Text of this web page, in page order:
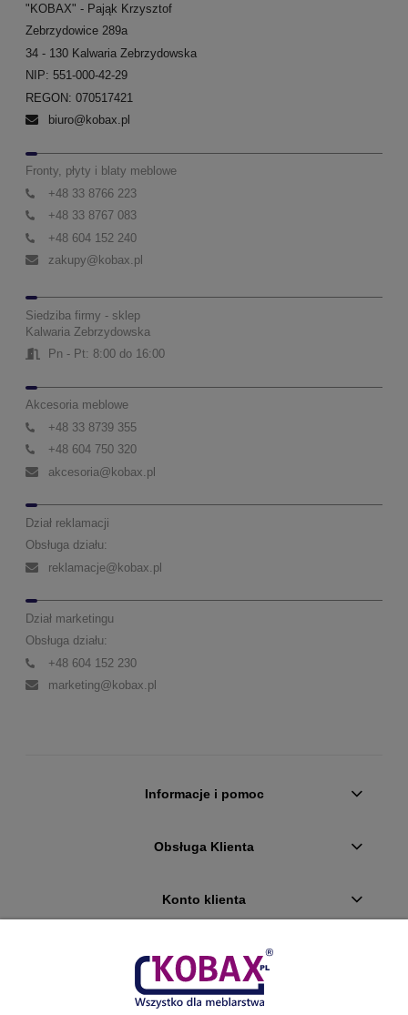
"KOBAX" - Pająk Krzysztof
Zebrzydowice 289a
34 - 130 Kalwaria Zebrzydowska
NIP: 551-000-42-29
REGON: 070517421
biuro@kobax.pl
Fronty, płyty i blaty meblowe
+48 33 8766 223
+48 33 8767 083
+48 604 152 240
zakupy@kobax.pl
Siedziba firmy - sklep
Kalwaria Zebrzydowska
Pn - Pt: 8:00 do 16:00
Akcesoria meblowe
+48 33 8739 355
+48 604 750 320
akcesoria@kobax.pl
Dział reklamacji
Obsługa działu:
reklamacje@kobax.pl
Dział marketingu
Obsługa działu:
+48 604 152 230
marketing@kobax.pl
Informacje i pomoc
Obsługa Klienta
Konto klienta
Płatności i dostawa
Ciekawostki